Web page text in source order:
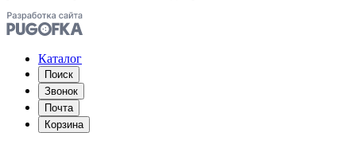
Каталог
Поиск
Звонок
Почта
Корзина